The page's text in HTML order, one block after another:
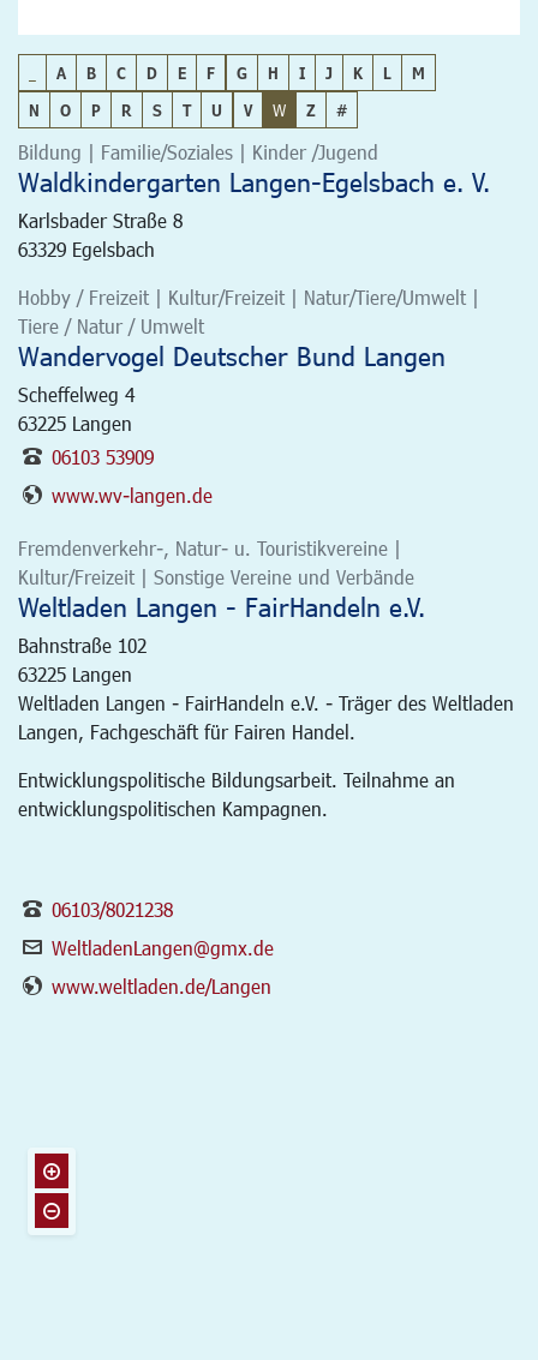
A B C D E F G H I J K L
M
N
O P R S T U V W Z #
Bildung | Familie/Soziales | Kinder /Jugend
Waldkindergarten Langen-Egelsbach e. V.
Karlsbader Straße 8
63329 Egelsbach
Hobby / Freizeit | Kultur/Freizeit | Natur/Tiere/Umwelt |
Tiere / Natur / Umwelt
Wandervogel Deutscher Bund Langen
Scheffelweg 4
63225 Langen
06103 53909
www.wv-langen.de
Fremdenverkehr-, Natur- u. Touristikvereine |
Kultur/Freizeit | Sonstige Vereine und Verbände
Weltladen Langen - FairHandeln e.V.
Bahnstraße 102
63225 Langen
Weltladen Langen - FairHandeln e.V. - Träger des Weltladen
Langen, Fachgeschäft für Fairen Handel.
Entwicklungspolitische Bildungsarbeit. Teilnahme an
entwicklungspolitischen Kampagnen.
06103/8021238
WeltladenLangen@gmx.de
www.weltladen.de/Langen